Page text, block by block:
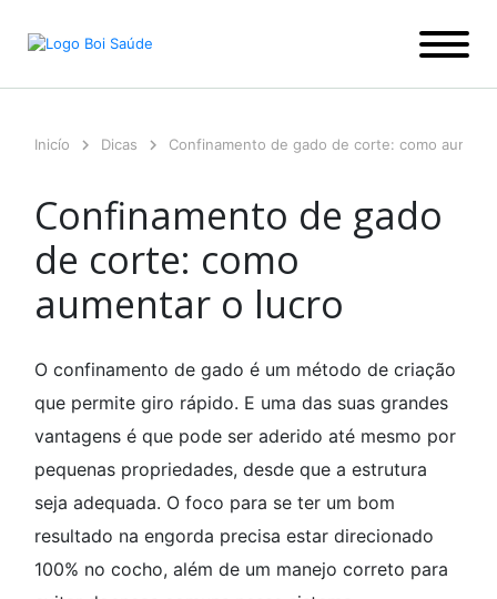
para
Inicío Dicas Confinamento de gado de corte: como
Confinamento de gado
de corte: como
aumentar o lucro
O confinamento de gado é um método de criação
que permite giro rápido. E uma das suas grandes
vantagens é que pode ser aderido até mesmo por
pequenas propriedades, desde que a estrutura
seja adequada. O foco para se ter um bom
resultado na engorda precisa estar direcionado
100% no cocho, além de um manejo correto para